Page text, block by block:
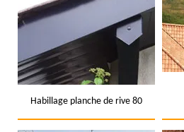
Habillage planche de rive 80